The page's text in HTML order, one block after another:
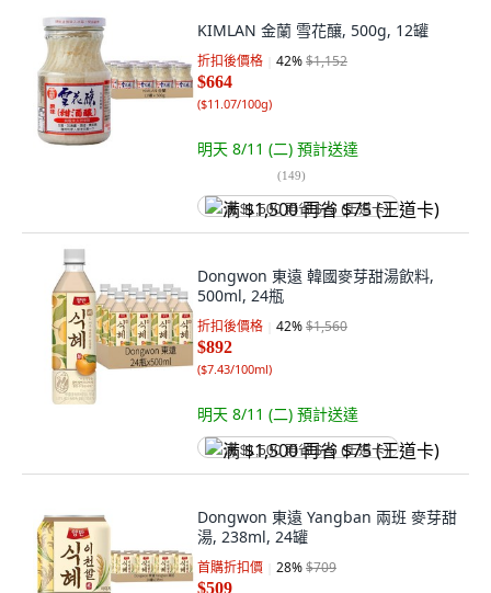
KIMLAN 金蘭 雪花釀, 500g, 12罐
折扣後價格 42%$1,152
$664
($11.07/100g)
明天 8/11 (二) 預計送達
(149)
满 $1,500 再省 $75 (王道卡)
Dongwon 東遠 韓國麥芽甜湯飲料,
500ml, 24瓶
折扣後價格 42%$1,560
$892
($7.43/100ml)
明天 8/11 (二) 預計送達
满 $1,500 再省 $75 (王道卡)
Dongwon 東遠 Yangban 兩班 麥芽甜
湯, 238ml, 24罐
首購折扣價 28%$709
$509